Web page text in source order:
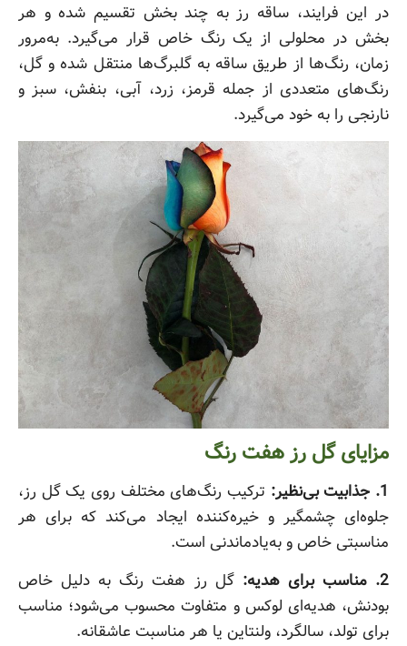
در این فرایند، ساقه رز به چند بخش تقسیم شده و هر
بخش در محلولی از یک رنگ خاص قرار می‌گیرد. به‌مرور
زمان، رنگ‌ها از طریق ساقه به گلبرگ‌ها منتقل شده و گل،
رنگ‌های متعددی از جمله قرمز، زرد، آبی، بنفش، سبز و
نارنجی را به خود می‌گیرد.
مزایای گل رز هفت رنگ
1. جذابیت بی‌نظیر:
ترکیب رنگ‌های مختلف روی یک گل رز،
جلوه‌ای چشمگیر و خیره‌کننده ایجاد می‌کند که برای هر
مناسبتی خاص و به‌یادماندنی است.
2. مناسب برای هدیه:
گل رز هفت رنگ به دلیل خاص
بودنش، هدیه‌ای لوکس و متفاوت محسوب می‌شود؛ مناسب
برای تولد، سالگرد، ولنتاین یا هر مناسبت عاشقانه.